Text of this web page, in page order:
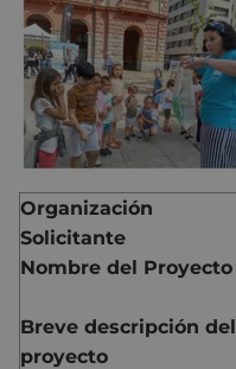
Organización
Solicitante
Nombre del Proyecto
Breve descripción del
proyecto